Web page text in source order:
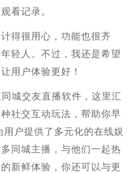
看记录。
得很用心，功能也很齐
轻人。不过，我还是希望
用户体验更好！
城交友直播软件，这里汇
社交互动玩法，帮助你早
户提供了多元化的在线娱
同城主播，与他们一起热
新鲜体验，你还可以与更